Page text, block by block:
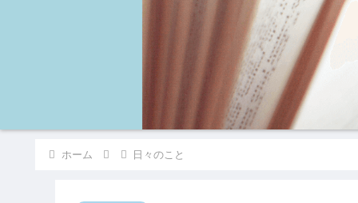
ホーム 日々のこと